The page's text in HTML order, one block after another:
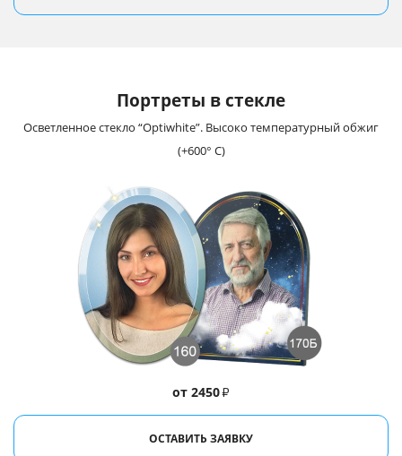
Портреты в стекле
от 2450₽
Осветленное стекло “Optiwhite”. Высоко температурный обжиг
(+600° С)
ОСТАВИТЬ ЗАЯВКУ